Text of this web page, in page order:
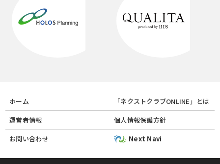
ホーム
「ネクストクラブONLINE」とは
運営者情報
個人情報保護方針
お問い合わせ
Next Navi